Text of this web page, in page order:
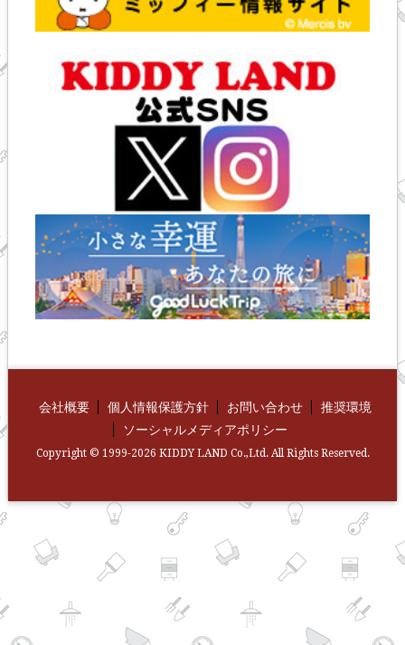
会社概要 個人情報保護方針 お問い合わせ
推奨環境
ソーシャルメディアポリシー
Copyright © 1999-2026 KIDDY LAND Co.,Ltd. All Rights Reserved.